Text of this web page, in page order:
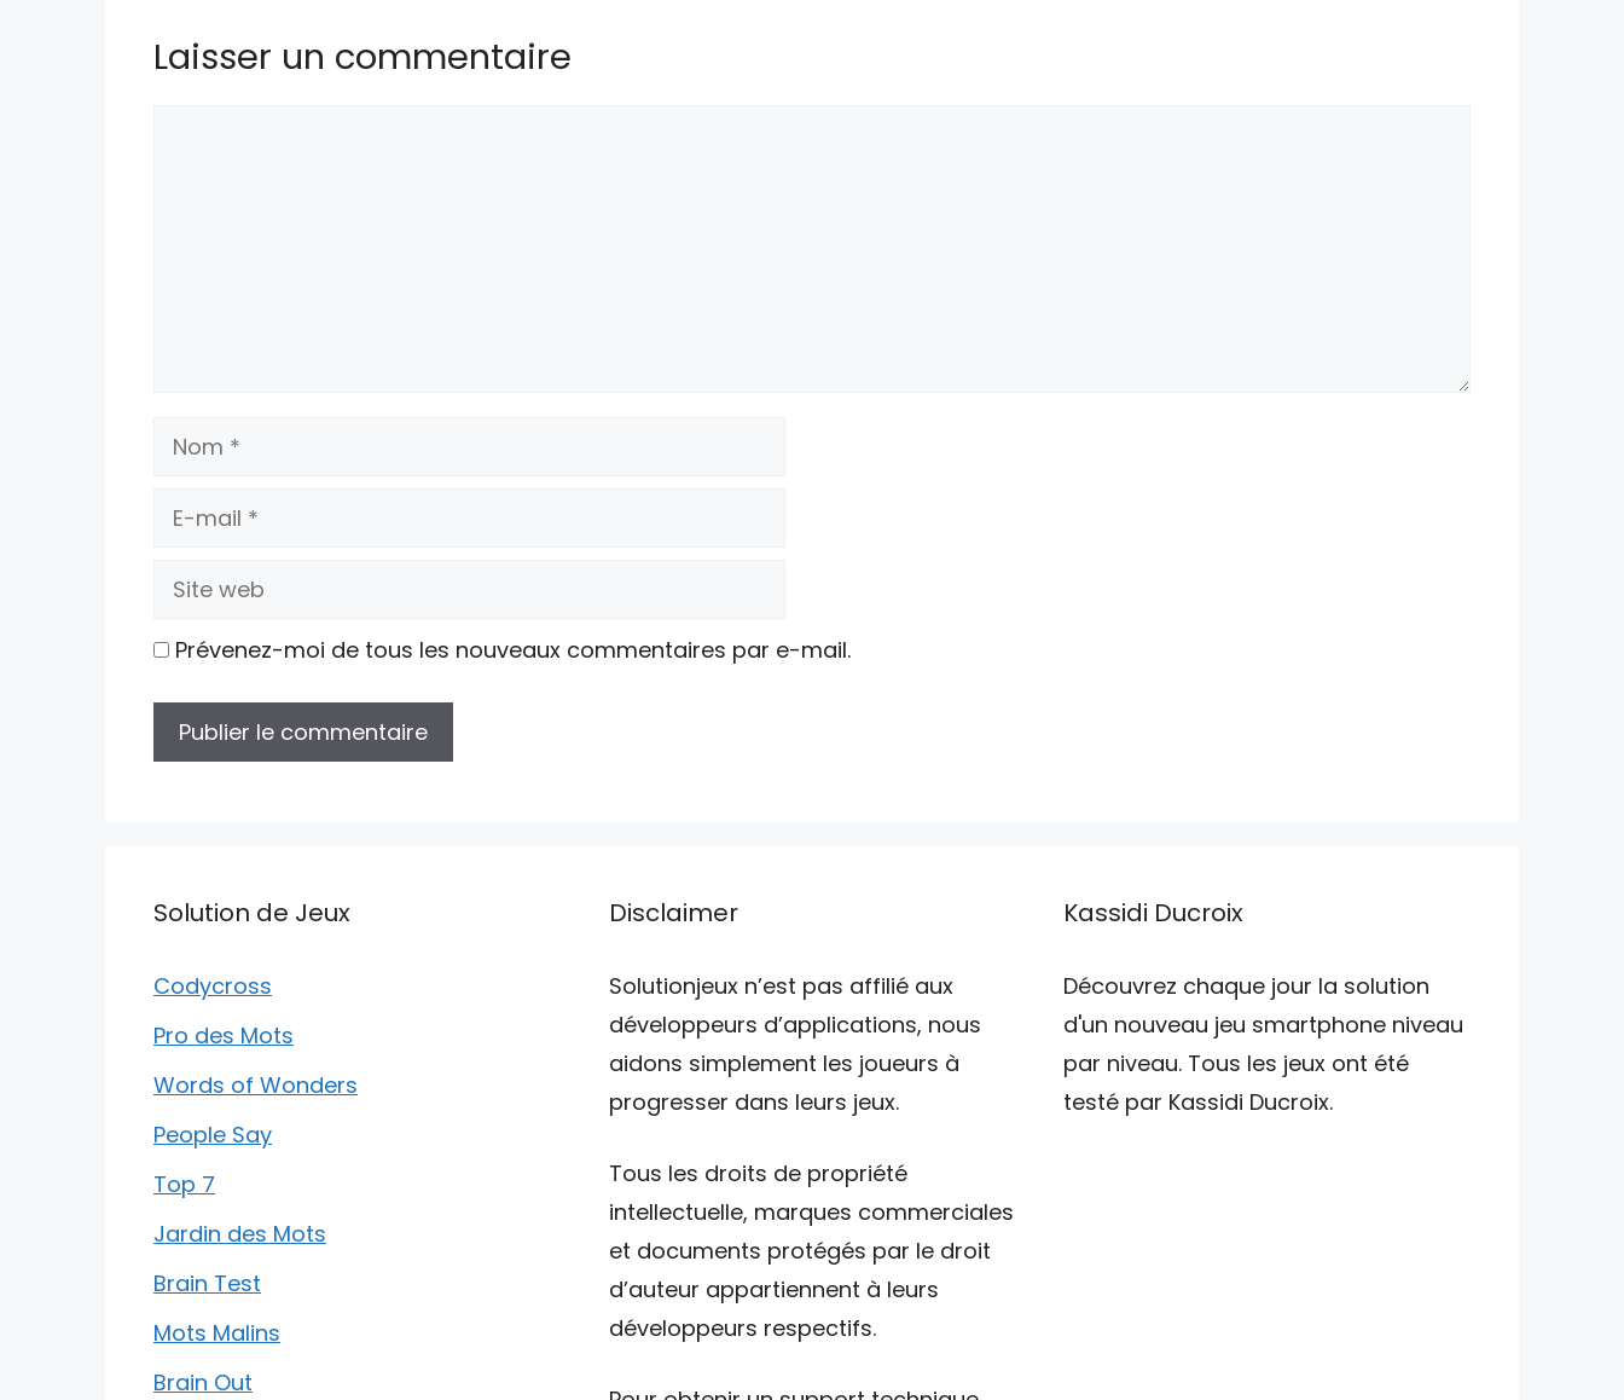
Laisser un commentaire
Nom
E-
Site
Prévenez-moi de tous les nouveaux commentaires par e-mail.
Solution de Jeux
Codycross
Pro des Mots
Words of Wonders
People Say
Top 7
Jardin des Mots
Brain Test
Mots Malins
Brain Out
Disclaimer
Solutionjeux n’est pas affilié aux
développeurs d’applications, nous
aidons simplement les joueurs à
progresser dans leurs jeux.
Tous les droits de propriété
intellectuelle, marques commerciales
et documents protégés par le droit
d’auteur appartiennent à leurs
développeurs respectifs.
Kassidi Ducroix
Découvrez chaque jour la solution
d'un nouveau jeu smartphone niveau
par niveau. Tous les jeux ont été
testé par Kassidi Ducroix.